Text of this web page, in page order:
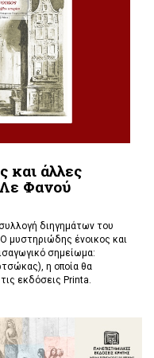
και άλλες
Λε Φανού
διηγημάτων του
μυστηριώδης ένοικος και
σημείωμα:
η οποία θα
εκδόσεις Printa.